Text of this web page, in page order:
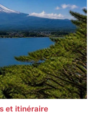
et itinéraire